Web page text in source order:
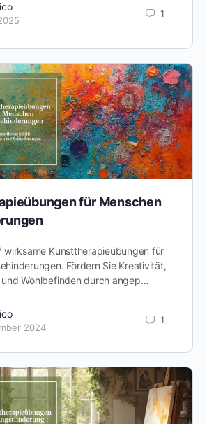
1
für Menschen
wirksame Kunsttherapieübungen für
Fördern Sie Kreativität,
Wohlbefinden durch angep…
2024
1